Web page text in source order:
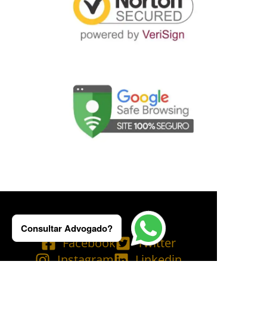
Facebook
Twitter
Instagram
Linkedin
Consultar Advogado?